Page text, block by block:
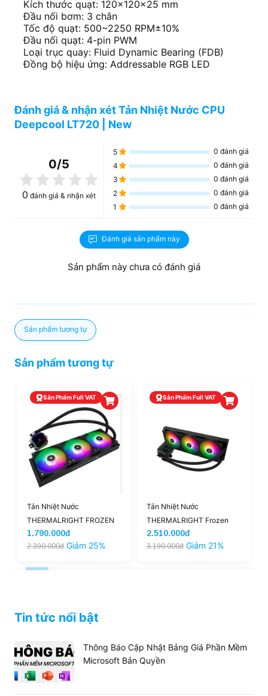
Kích thước quạt: 120×120×25 mm
Đầu nối bơm: 3 chân
Tốc độ quạt: 500~2250 RPM±10%
Đầu nối quạt: 4-pin PWM
Loại trục quay: Fluid Dynamic Bearing (FDB)
Đồng bộ hiệu ứng: Addressable RGB LED
Đánh giá & nhận xét Tản Nhiệt Nước CPU
Deepcool LT720 | New
0/5
0 đánh giá & nhận xét
5 0 đánh giá
4
0 đánh giá
3
0 đánh giá
2
0 đánh giá
1
0 đánh giá
Đánh giá sản phẩm này
Sản phẩm này chưa có đánh giá
Sản phẩm tương tự
Sản phẩm tương tự
Sản Phẩm Full VAT
Tản Nhiệt Nước
THERMALRIGHT FROZEN
PRISM 360 ARGB Black |
New
1.790.000đ
2.390.000đ Giảm 25%
Sản Phẩm Full VAT
Tản Nhiệt Nước
THERMALRIGHT Frozen
Warframe 360 SE ARGB
(LCD) | New
2.510.000đ
3.190.000đ Giảm 21%
Tin tức nổi bật
Thông Báo Cập Nhật Bảng Giá Phần Mềm
Microsoft Bản Quyền